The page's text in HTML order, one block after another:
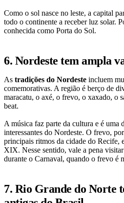
Como o sol nasce no leste, a capital
todo o continente a receber luz solar.
conhecida como Porta do Sol.
6. Nordeste tem ampla
As tradições do Nordeste incluem
comemorativas. A região é berço de
maracatu, o axé, o frevo, o xaxado, o
beat.
A música faz parte da cultura e é uma
interessantes do Nordeste. O frevo,
principais ritmos da cidade do Recife,
XIX. Nesse sentido, vale a pena
durante o Carnaval, quando o frevo é
7. Rio Grande do Norte